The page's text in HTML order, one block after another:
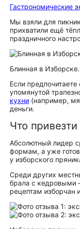
Гастрономические
Мы взяли для
прихватили ещё
праздничного
Блинная в
Если
упомянутой
кухни (например,
деньги.
Что
Абсолютный лидер
формам, а уже
у изборского
Среди других
брала с кедровыми
рецептам